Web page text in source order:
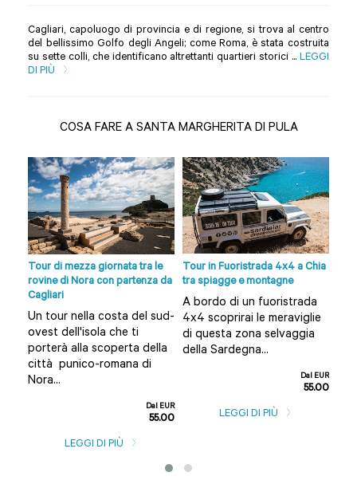
Cagliari, capoluogo di provincia e di regione, si trova al centro
del bellissimo Golfo degli Angeli; come Roma, è stata costruita
su sette colli, che identificano altrettanti quartieri storici ... LEGGI
DI PIÙ
COSA FARE A SANTA MARGHERITA DI PULA
Tour di mezza giornata tra le
rovine di Nora con partenza da
Cagliari
Un tour nella costa del sud-
ovest dell'isola che ti
porterà alla scoperta della
città punico-romana di
Nora...
Dal EUR
55.00
LEGGI DI PIÙ
Tour in Fuoristrada 4x4 a Chia
tra spiagge e montagne
A bordo di un fuoristrada
4x4 scoprirai le meraviglie
di questa zona selvaggia
della Sardegna...
Dal EUR
55.00
LEGGI DI PIÙ